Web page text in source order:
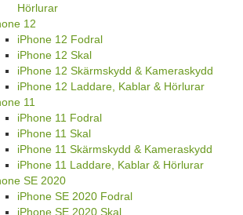
Hörlurar
12
iPhone 12 Fodral
iPhone 12 Skal
iPhone 12 Skärmskydd & Kameraskydd
iPhone 12 Laddare, Kablar & Hörlurar
11
iPhone 11 Fodral
iPhone 11 Skal
iPhone 11 Skärmskydd & Kameraskydd
iPhone 11 Laddare, Kablar & Hörlurar
SE 2020
iPhone SE 2020 Fodral
iPhone SE 2020 Skal